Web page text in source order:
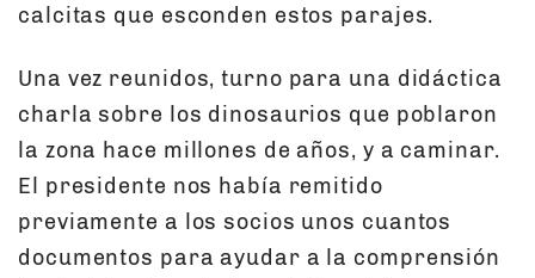
calcitas que esconden estos parajes.
Una vez reunidos, turno para una didáctica
charla sobre los dinosaurios que poblaron
la zona hace millones de años, y a caminar.
El presidente nos había remitido
previamente a los socios unos cuantos
documentos para ayudar a la comprensión